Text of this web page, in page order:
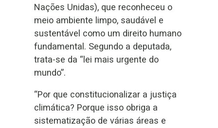
Nações Unidas), que reconheceu o
meio ambiente limpo, saudável e
sustentável como um direito humano
fundamental. Segundo a deputada,
trata-se da “lei mais urgente do
mundo”.
“Por que constitucionalizar a justiça
climática? Porque isso obriga a
sistematização de várias áreas e